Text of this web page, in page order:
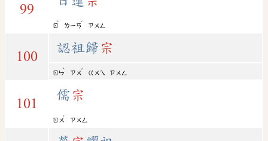
99
ㄖ
ˋ
ㄌㄧㄢ
ˊ
ㄗㄨㄥ
100
認祖歸 宗
ㄖㄣ
ˋ
ㄗㄨ
ˇ
ㄍㄨㄟ ㄗㄨㄥ
101
儒 宗
ㄖㄨ
ˊ
ㄗㄨㄥ